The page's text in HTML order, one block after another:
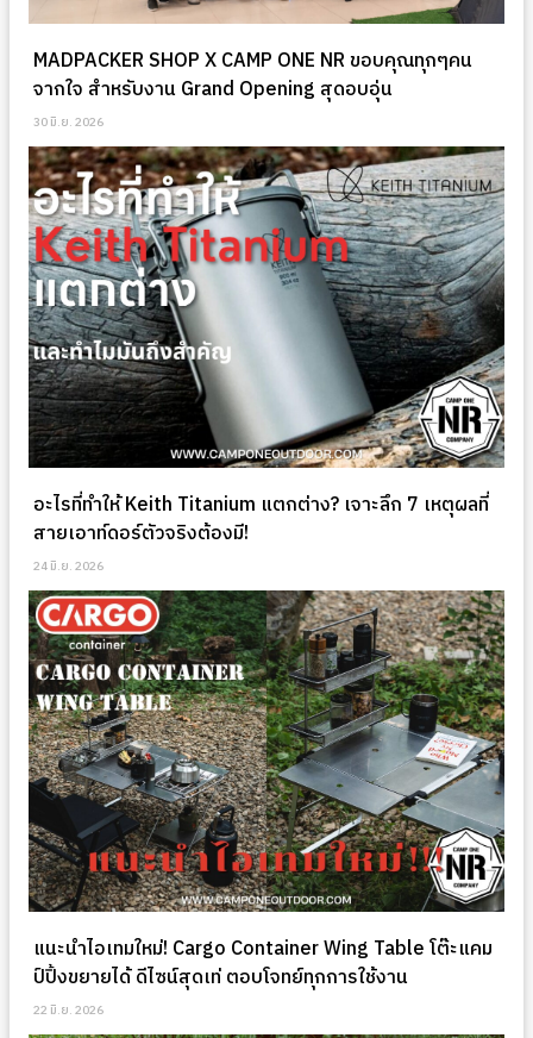
MADPACKER SHOP X CAMP ONE NR ขอบคุณทุกๆคน
จากใจ สำหรับงาน Grand Opening สุดอบอุ่น
30 มิ.ย. 2026
อะไรที่ทำให้ Keith Titanium แตกต่าง? เจาะลึก 7 เหตุผลที่
สายเอาท์ดอร์ตัวจริงต้องมี!
24 มิ.ย. 2026
แนะนำไอเทมใหม่! Cargo Container Wing Table โต๊ะแคม
ป์ปิ้งขยายได้ ดีไซน์สุดเท่ ตอบโจทย์ทุกการใช้งาน
22 มิ.ย. 2026